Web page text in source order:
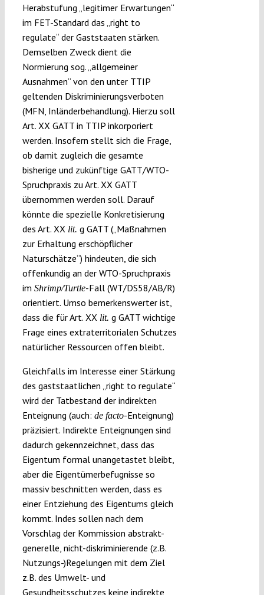
Herabstufung „legitimer Erwartungen“
im FET-Standard das „right to
regulate“ der Gaststaaten stärken.
Demselben Zweck dient die
Normierung sog. „allgemeiner
Ausnahmen“ von den unter TTIP
geltenden Diskriminierungsverboten
(MFN, Inländerbehandlung). Hierzu soll
Art. XX GATT in TTIP inkorporiert
werden. Insofern stellt sich die Frage,
ob damit zugleich die gesamte
bisherige und zukünftige GATT/WTO-
Spruchpraxis zu Art. XX GATT
übernommen werden soll. Darauf
könnte die spezielle Konkretisierung
des Art. XX lit. g GATT („Maßnahmen
zur Erhaltung erschöpflicher
Naturschätze“) hindeuten, die sich
offenkundig an der WTO-Spruchpraxis
im Shrimp/Turtle-Fall (WT/DS58/AB/R)
orientiert. Umso bemerkenswerter ist,
dass die für Art. XX lit. g GATT wichtige
Frage eines extraterritorialen Schutzes
natürlicher Ressourcen offen bleibt.
Gleichfalls im Interesse einer Stärkung
des gaststaatlichen „right to regulate“
wird der Tatbestand der indirekten
Enteignung (auch: de facto-Enteignung)
präzisiert. Indirekte Enteignungen sind
dadurch gekennzeichnet, dass das
Eigentum formal unangetastet bleibt,
aber die Eigentümerbefugnisse so
massiv beschnitten werden, dass es
einer Entziehung des Eigentums gleich
kommt. Indes sollen nach dem
Vorschlag der Kommission abstrakt-
generelle, nicht-diskriminierende (z.B.
Nutzungs-)Regelungen mit dem Ziel
z.B. des Umwelt- und
Gesundheitsschutzes keine indirekte